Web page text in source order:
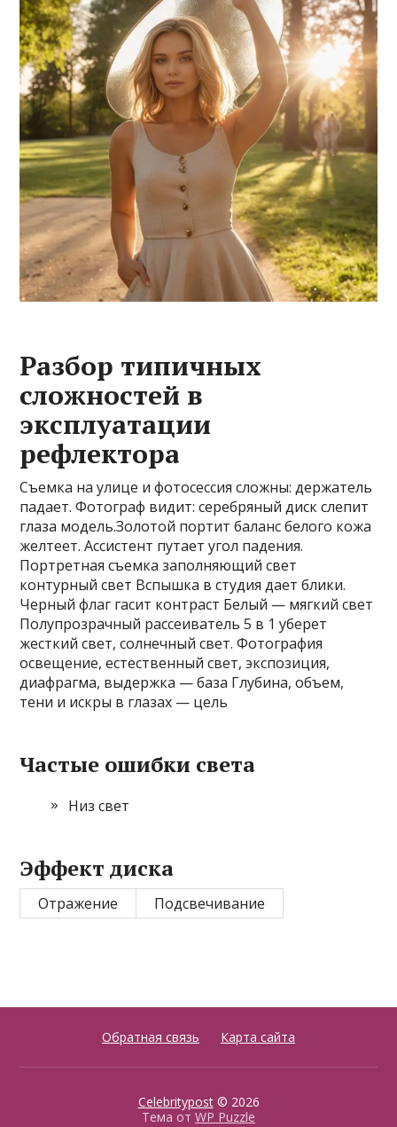
Разбор типичных
сложностей в
эксплуатации
рефлектора
Съемка на улице и фотосессия сложны: держатель
падает. Фотограф видит: серебряный диск слепит
глаза модель.Золотой портит баланс белого кожа
желтеет. Ассистент путает угол падения.
Портретная съемка заполняющий свет
контурный свет Вспышка в студия дает блики.
Черный флаг гасит контраст Белый — мягкий свет
Полупрозрачный рассеиватель 5 в 1 уберет
жесткий свет, солнечный свет. Фотография
освещение, естественный свет, экспозиция,
диафрагма, выдержка — база Глубина, объем,
тени и искры в глазах — цель
Частые ошибки света
Низ свет
Эффект диска
Отражение Подсвечивание
Обратная связь Карта сайта
Celebritypost© 2026
Тема от WP Puzzle